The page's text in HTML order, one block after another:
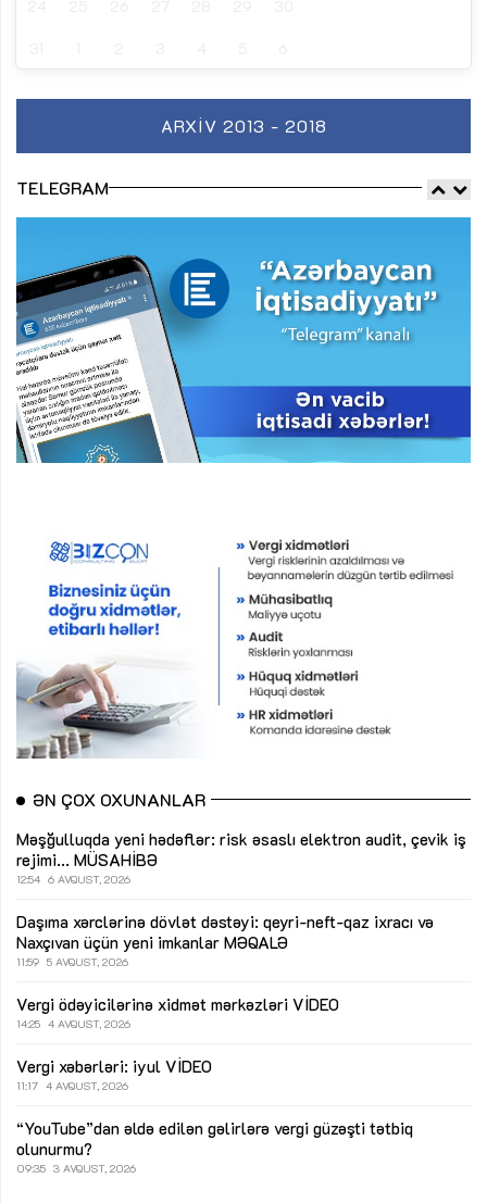
ARXIV 2013 - 2018
TELEGRAM
ƏN ÇOX OXUNANLAR
Məşğulluqda yeni hədəflər: risk əsaslı elektron audit, çevik iş
rejimi... MÜSAHİBƏ
12:54 6 AVQUST, 2026
Daşıma xərclərinə dövlət dəstəyi: qeyri-neft-qaz ixracı və
Naxçıvan üçün yeni imkanlar MƏQALƏ
11:59 5 AVQUST, 2026
Vergi ödəyicilərinə xidmət mərkəzləri VİDEO
14:25 4 AVQUST, 2026
Vergi xəbərləri: iyul VİDEO
11:17 4 AVQUST, 2026
“YouTube”dan əldə edilən gəlirlərə vergi güzəşti tətbiq
olunurmu?
09:35 3 AVQUST, 2026